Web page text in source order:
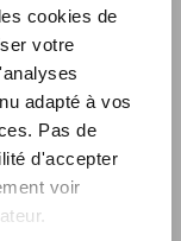
cookies de
votre
adapté à vos
Pas de
d'accepter
voir
en France et son
à Karine